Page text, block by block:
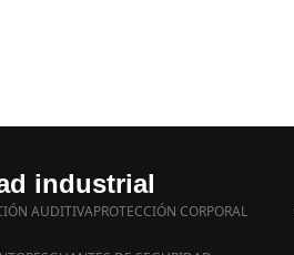
industrial
AUDITIVAPROTECCIÓN CORPORAL